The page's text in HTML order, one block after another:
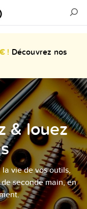
! Découvrez nos
& louez
vie de vos outils,
seconde main, en